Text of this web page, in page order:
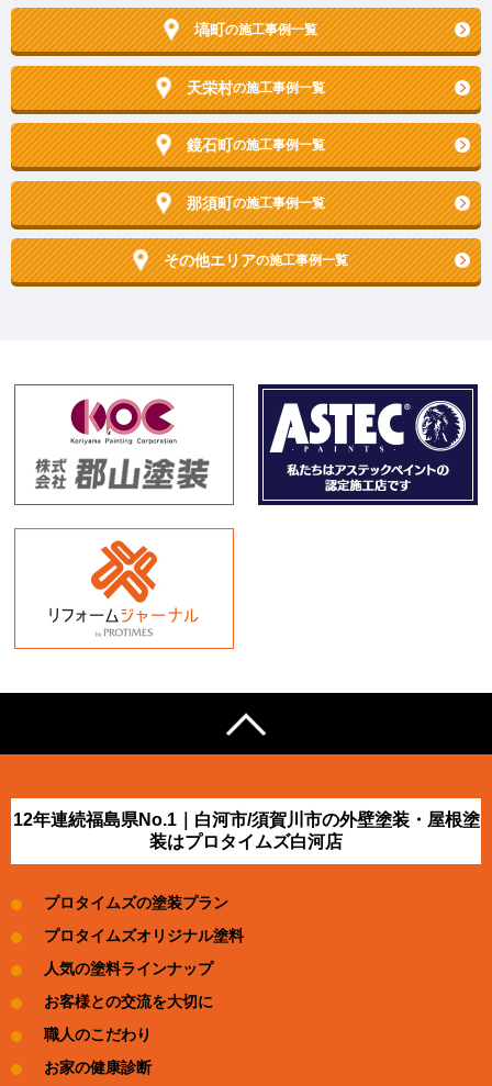
塙町の施工事例一覧
天栄村の施工事例一覧
鏡石町の施工事例一覧
那須町の施工事例一覧
その他エリアの施工事例一覧
12年連続福島県No.1｜白河市/須賀川市の外壁塗装・屋根塗
装はプロタイムズ白河店
プロタイムズの塗装プラン
プロタイムズオリジナル塗料
人気の塗料ラインナップ
お客様との交流を大切に
職人のこだわり
お家の健康診断